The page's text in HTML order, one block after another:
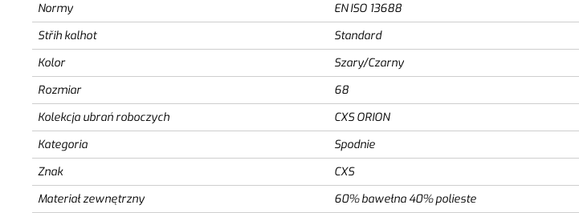
Normy
EN ISO 13688
Střih kalhot
Standard
Kolor
Szary/Czarny
Rozmiar
68
Kolekcja ubrań roboczych
CXS ORION
Kategoria
Spodnie
Znak
CXS
Materiał zewnętrzny
60% bawełna 40% polieste